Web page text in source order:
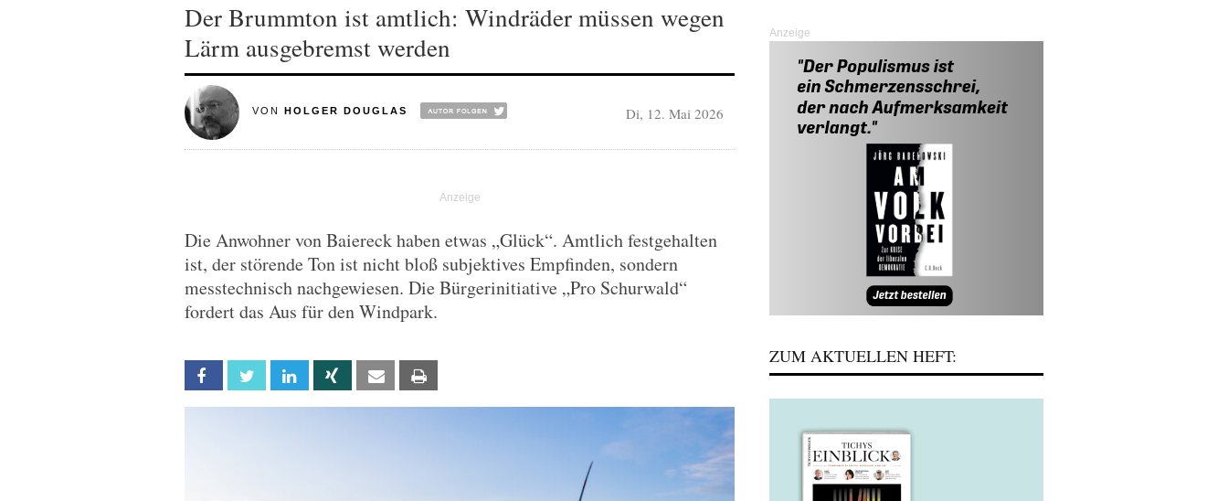
Der Brummton ist amtlich: Windräder müssen wegen
Lärm ausgebremst werden
VON HOLGER DOUGLAS Di, 12. Mai 2026
Die Anwohner von Baiereck haben etwas „Glück“. Amtlich festgehalten
ist, der störende Ton ist nicht bloß subjektives Empfinden, sondern
messtechnisch nachgewiesen. Die Bürgerinitiative „Pro Schurwald“
fordert das Aus für den Windpark.
Facebook Twitter Linkedin Xing Email
Anzeige
ZUM AKTUELLEN HEFT: